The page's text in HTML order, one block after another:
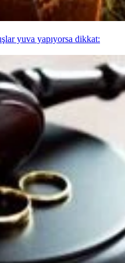
yuva yapıyorsa dikkat: